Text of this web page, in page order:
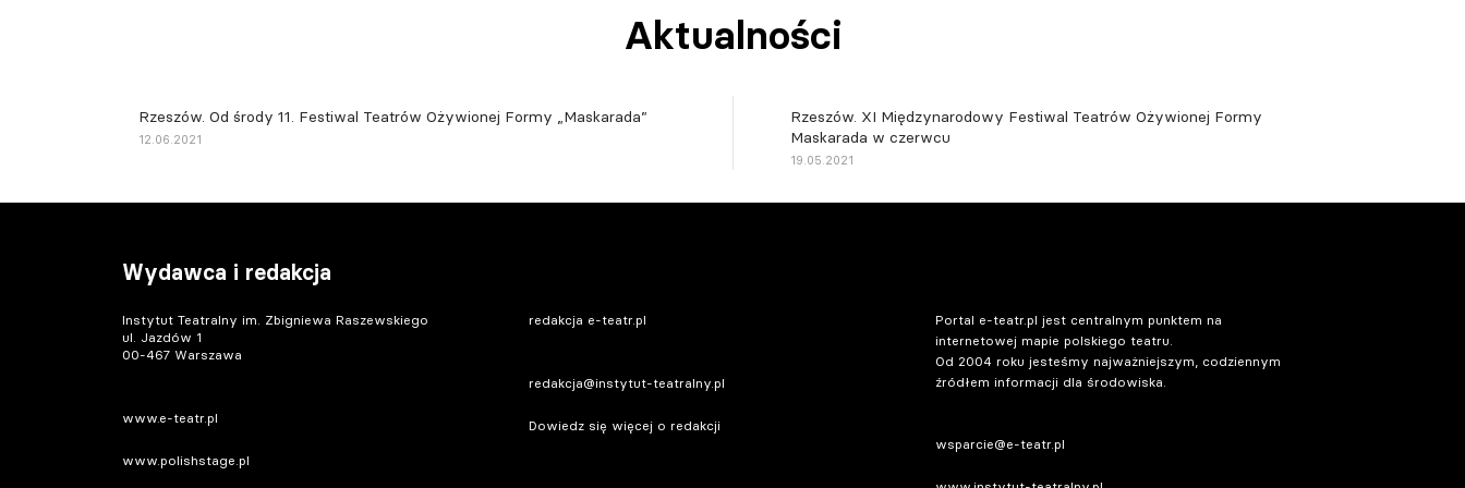
Aktualności
Rzeszów. Od środy 11. Festiwal Teatrów Ożywionej Formy „Maskarada”
12.06.2021
Rzeszów. XI Międzynarodowy Festiwal Teatrów Ożywionej Formy
Maskarada w czerwcu
19.05.2021
Wydawca i redakcja
Instytut Teatralny im. Zbigniewa Raszewskiego
ul. Jazdów 1
00-467 Warszawa
www.e-teatr.pl
www.polishstage.pl
redakcja e-teatr.pl
redakcja@instytut-teatralny.pl
Dowiedz się więcej o redakcji
Portal e-teatr.pl jest centralnym punktem na
internetowej mapie polskiego teatru.
Od 2004 roku jesteśmy najważniejszym, codziennym
źródłem informacji dla środowiska.
wsparcie@e-teatr.pl